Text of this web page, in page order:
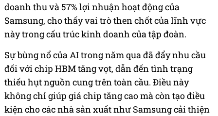
doanh thu và 57% lợi nhuận hoạt động của
Samsung, cho thấy vai trò then chốt của lĩnh vực
này trong cấu trúc kinh doanh của tập đoàn.
Sự bùng nổ của AI trong năm qua đã đẩy nhu cầu
đối với chip HBM tăng vọt, dẫn đến tình trạng
thiếu hụt nguồn cung trên toàn cầu. Điều này
không chỉ giúp giá chip tăng cao mà còn tạo điều
kiện cho các nhà sản xuất như Samsung cải thiện